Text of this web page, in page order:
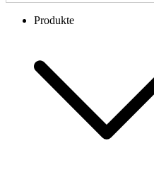
Produkte